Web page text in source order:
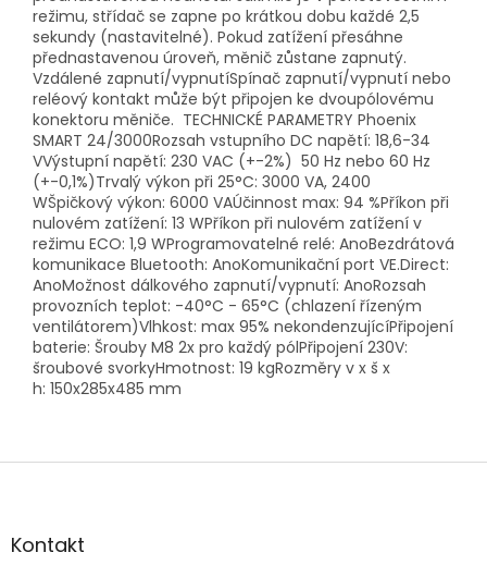
režimu, střídač se zapne po krátkou dobu každé 2,5
sekundy (nastavitelné). Pokud zatížení přesáhne
přednastavenou úroveň, měnič zůstane zapnutý.
Vzdálené zapnutí/vypnutíSpínač zapnutí/vypnutí nebo
reléový kontakt může být připojen ke dvoupólovému
konektoru měniče. TECHNICKÉ PARAMETRY Phoenix
SMART 24/3000Rozsah vstupního DC napětí: 18,6-34
VVýstupní napětí: 230 VAC (+-2%) 50 Hz nebo 60 Hz
(+-0,1%)Trvalý výkon při 25°C: 3000 VA, 2400
WŠpičkový výkon: 6000 VAÚčinnost max: 94 %Příkon při
nulovém zatížení: 13 WPříkon při nulovém zatížení v
režimu ECO: 1,9 WProgramovatelné relé: AnoBezdrátová
komunikace Bluetooth: AnoKomunikační port VE.Direct:
AnoMožnost dálkového zapnutí/vypnutí: AnoRozsah
provozních teplot: -40°C - 65°C (chlazení řízeným
ventilátorem)Vlhkost: max 95% nekondenzujícíPřipojení
baterie: Šrouby M8 2x pro každý pólPřipojení 230V:
šroubové svorkyHmotnost: 19 kgRozměry v x š x
h: 150x285x485 mm
Z
aKontakt